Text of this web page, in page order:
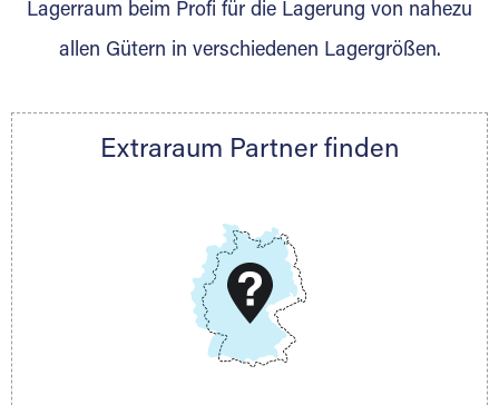
Nachricht.
Telefon:+49 6145 5442 - 404
DMG Aktiengesellschaft
www.dmg-ag.com
Lagerraum beim Profi für die Lagerung von nahezu
allen Gütern in verschiedenen Lagergrößen.
Extraraum Partner finden